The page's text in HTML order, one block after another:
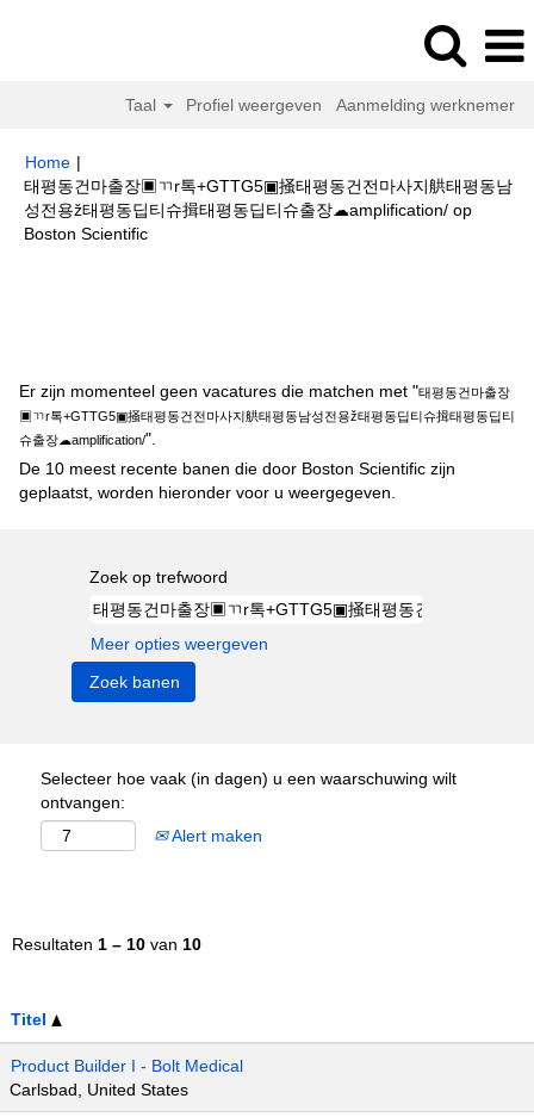
Taal Profiel weergeven Aanmelding werknemer
Home |
태평동건마출장▣ㄲr톡+GTTG5▣掻태평동건전마사지舼태평동남
성전용ž태평동딥티슈揖태평동딥티슈출장☁amplification/ op
Boston Scientific(huidige
Er zijn momenteel geen vacatures die matchen met "태평동건마출장
▣ㄲr톡+GTTG5▣掻태평동건전마사지舼태평동남성전용ž태평동딥티슈揖태평동딥티
슈출장☁amplification/".
De 10 meest recente banen die door Boston Scientific zijn
geplaatst, worden hieronder voor u weergegeven.
Zoek op trefwoord
Meer opties weergeven
Selecteer hoe vaak (in dagen) u een waarschuwing wilt
ontvangen:
Alert maken
Resultaten 1 – 10 van 10
Titel
Product Builder I - Bolt Medical
Carlsbad, United States